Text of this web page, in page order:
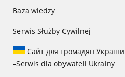
Baza wiedzy
Serwis Służby Cywilnej
Сайт для громадян України
–Serwis dla obywateli Ukrainy